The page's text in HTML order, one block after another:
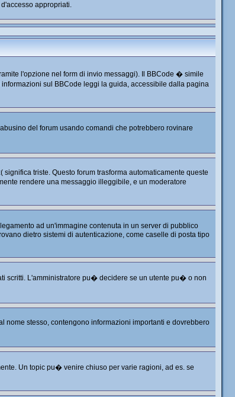
appropriati.
l'opzione nel form di invio messaggi). Il BBCode � simile
sul BBCode leggi la guida, accessibile dalla pagina
del forum usando comandi che potrebbero rovinare
triste. Questo forum trasforma automaticamente queste
rendere una messaggio illeggibile, e un moderatore
ad un'immagine contenuta in un server di pubblico
dietro sistemi di autenticazione, come caselle di posta tipo
scritti. L'amministratore pu� decidere se un utente pu� o non
nome stesso, contengono informazioni importanti e dovrebbero
Un topic pu� venire chiuso per varie ragioni, ad es. se